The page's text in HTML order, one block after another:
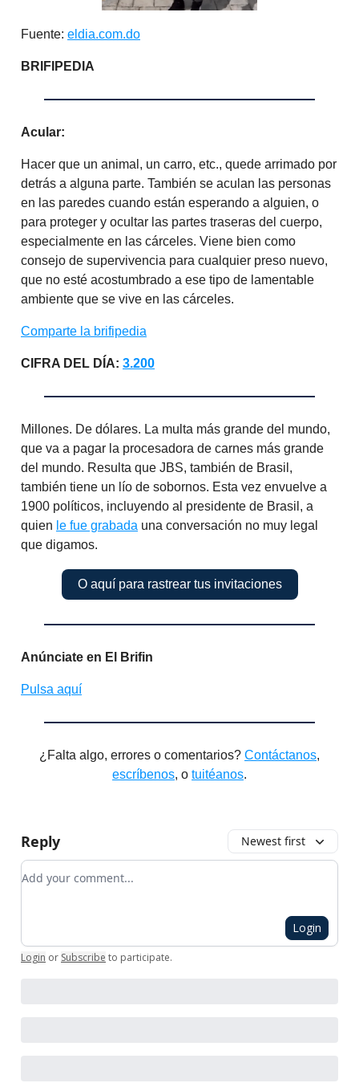
Fuente: eldia.com.do
BRIFIPEDIA
Acular:
Hacer que un animal, un carro, etc., quede arrimado por
detrás a alguna parte. También se aculan las personas
en las paredes cuando están esperando a alguien, o
para proteger y ocultar las partes traseras del cuerpo,
especialmente en las cárceles. Viene bien como
consejo de supervivencia para cualquier preso nuevo,
que no esté acostumbrado a ese tipo de lamentable
ambiente que se vive en las cárceles.
Comparte la brifipedia
CIFRA DEL DÍA: 3.200
Millones. De dólares. La multa más grande del mundo,
que va a pagar la procesadora de carnes más grande
del mundo. Resulta que JBS, también de Brasil,
también tiene un lío de sobornos. Esta vez envuelve a
1900 políticos, incluyendo al presidente de Brasil, a
quien le fue grabada una conversación no muy legal
que digamos.
O aquí para rastrear tus invitaciones
Anúnciate en El Brifin
Pulsa aquí
¿Falta algo, errores o comentarios? Contáctanos,
escríbenos, o tuitéanos.
Reply Newest first
Add your comment
Login
Login or Subscribe to participate.